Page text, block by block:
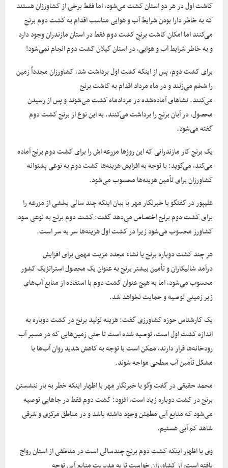
کاشت اول در هر دو استان کشت می‌شود، اما فقط برخی از کشاورزان هستند
که به خاطر دارا بودن شرایط آب و هوایی مناسب اقدام به کشت دوم برنج
می‌کنند اما امکان کاشت برنجِ کشت دوم فقط در استان مازندران وجود دارد
و به خاطر شرایط آب و هوایی، در استان گیلان کشت دوم انجام نمی‌شود!
برای کشت دوم، پس از اینکه کشت اول برداشت شد، کشاورزان مجدداً زمین
را شخم می‌زنند و در ماه مرداد اقدام به کاشت برنج
می‌کنند. نشاهای آماده‌شده در مردادماه کشت می‌شوند و پس از رسیدن
محصول، در آبان برنج را برداشت می‌کنند. به این نوع از برنج کشت دوم
گفته می‌شود.
یک برنج کار مازندرانی که این روزها مزرعه اش را برای کشت دوم برنج آماده
می‌کند، می‌گوید: با توجه به افزایش هزینه‌ها کشت دوم به نوعی پشتوانه
کشاورزان برای تأمین هزینه‌ها محسوب می‌شود.
علیپور در گفتگو با خبرنگار مهر با بیان اینکه چند سالی بخشی از مزرعه را
برای کشت دوم برنج اختصاص می‌دهد گفت: کشت دوم برنج به نوعی سود
کشاورز محسوب می‌شود زیرا در کشت اول هزینه‌ها سر به سر است.
هر چند کشت دوباره برنج یا نشاء مجدد مزیت مهمی برای افزایش
درآمد شالیکاران و تأمین بیشتر برنج به عنوان یک محصول استراتژیک کشور
محسوب می‌شود، اما به هیچ عنوان کشت دوم با استفاده از منابع آب‌های
زیر زمینی توصیه و حمایت نخواهد شد.
یک کارشناس حوزه کشاورزی گفت: هزینه تولید برنج در کشت دوباره به
اندازه کشت اول است، توصیه شده است تا حتی زمین‌هایی که در مسیر آب
رودخانه‌ها قرار دارند، ممکن است با توجه به کاهش شدید روان آب‌ها با
مشکل تأمین آب سطحی مواجه شوند.
محمد حقیقی در گفت وگو با خبرنگار مهر با اظهار اینکه خطر به بار ننشستن
برنج در کشت دوباره زیاد است، افزود: کشت دوم فقط در جاهایی توصیه
می‌شود که منابع آبی مطمئن وجود داشته باشد و در مناطق مرکزی و شرقی
شاهد کم آبی هستیم.
وی با اظهار اینکه کشت دوم برنج چندسالی است در مناطقی از استان رواج